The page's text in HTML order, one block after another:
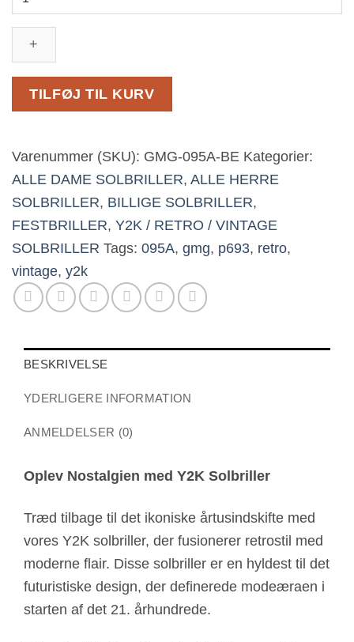
Solbriller
med
fade
glas
og
metal
stel
|
Munich
TILFØJ TIL KURV
Varenummer (SKU): GMG-095A-BE Kategorier:
ALLE DAME SOLBRILLER, ALLE HERRE
SOLBRILLER, BILLIGE SOLBRILLER,
FESTBRILLER, Y2K / RETRO / VINTAGE
SOLBRILLER Tags: 095A, gmg, p693, retro,
vintage, y2k
BESKRIVELSE
YDERLIGERE INFORMATION
ANMELDELSER (0)
Oplev Nostalgien med Y2K Solbriller
Træd tilbage til det ikoniske årtusindskifte med
vores Y2K solbriller, der fusionerer retrostil med
moderne flair. Disse solbriller er en hyldest til det
futuristiske design, der definerede modeæraen i
starten af det 21. århundrede.